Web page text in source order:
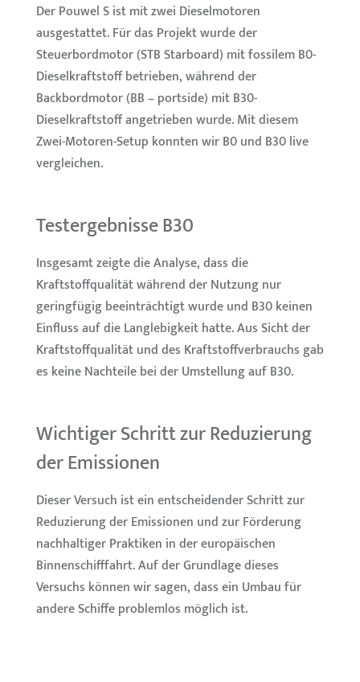
Der Pouwel S ist mit zwei Dieselmotoren
ausgestattet. Für das Projekt wurde der
Steuerbordmotor (STB Starboard) mit fossilem B0-
Dieselkraftstoff betrieben, während der
Backbordmotor (BB – portside) mit B30-
Dieselkraftstoff angetrieben wurde. Mit diesem
Zwei-Motoren-Setup konnten wir B0 und B30 live
vergleichen.
Testergebnisse B30
Insgesamt zeigte die Analyse, dass die
Kraftstoffqualität während der Nutzung nur
geringfügig beeinträchtigt wurde und B30 keinen
Einfluss auf die Langlebigkeit hatte. Aus Sicht der
Kraftstoffqualität und des Kraftstoffverbrauchs gab
es keine Nachteile bei der Umstellung auf B30.
Wichtiger Schritt zur Reduzierung
der Emissionen
Dieser Versuch ist ein entscheidender Schritt zur
Reduzierung der Emissionen und zur Förderung
nachhaltiger Praktiken in der europäischen
Binnenschifffahrt. Auf der Grundlage dieses
Versuchs können wir sagen, dass ein Umbau für
andere Schiffe problemlos möglich ist.